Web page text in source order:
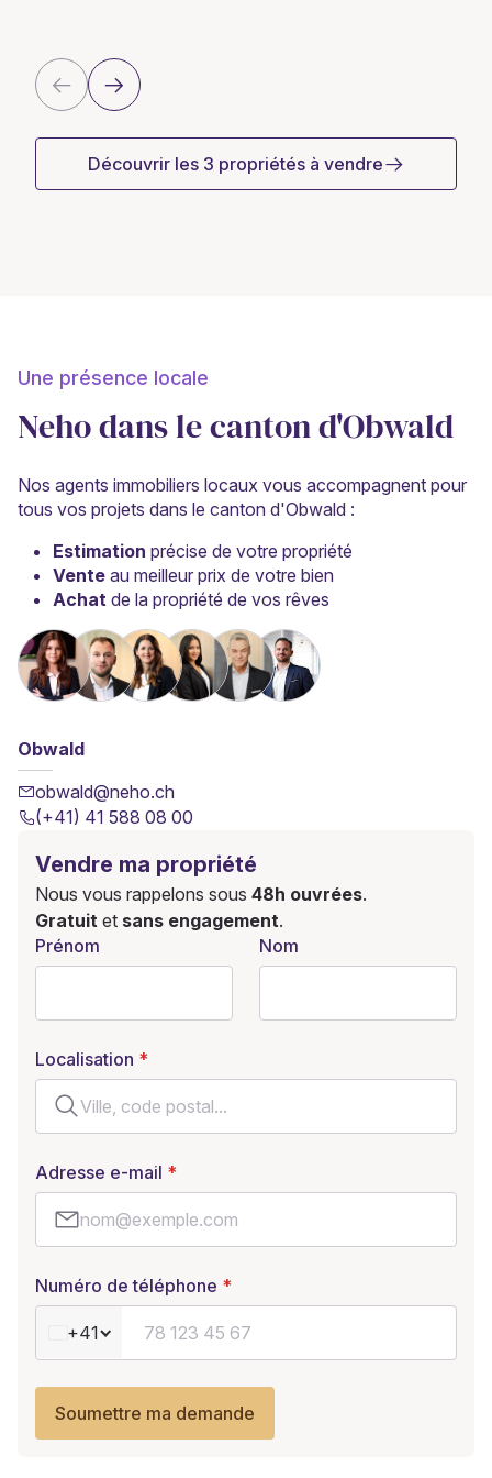
Découvrir les 3 propriétés à vendre
Une présence locale
Neho dans le canton d'Obwald
Nos agents immobiliers locaux vous accompagnent pour
tous vos projets dans le canton d'Obwald :
Estimation précise de votre propriété
Vente au meilleur prix de votre bien
Achat de la propriété de vos rêves
Obwald
obwald@neho.ch
(+41) 41 588 08 00
Vendre ma propriété
Nous vous rappelons sous 48h ouvrées.
Gratuit et sans engagement.
Prénom
Nom
Localisation
Adresse e-mail
Numéro de téléphone
+41
Soumettre ma demande